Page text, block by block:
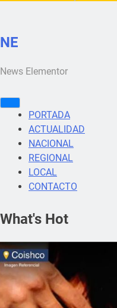
NE
News Elementor
PORTADA
ACTUALIDAD
NACIONAL
REGIONAL
LOCAL
CONTACTO
What's Hot